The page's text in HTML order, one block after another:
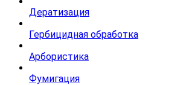
Дератизация
Гербицидная обработка
Арбористика
Фумигация